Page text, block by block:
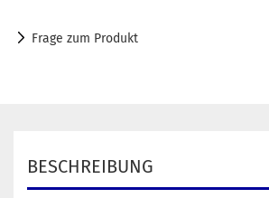
Frage zum Produkt
BESCHREIBUNG